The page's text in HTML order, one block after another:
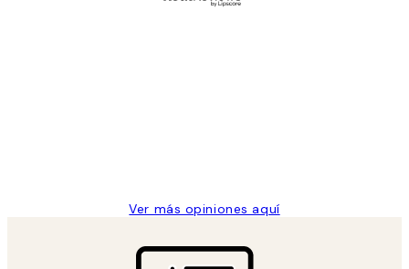
Ver más opiniones aquí